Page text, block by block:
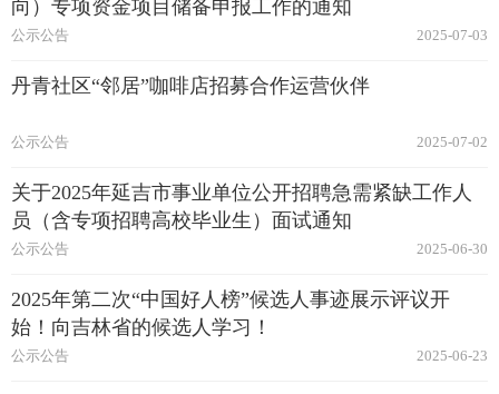
向）专项资金项目储备申报工作的通知
2025-07-03
公示公告
丹青社区“邻居”咖啡店招募合作运营伙伴
2025-07-02
公示公告
关于2025年延吉市事业单位公开招聘急需紧缺工作人
员（含专项招聘高校毕业生）面试通知
2025-06-30
公示公告
2025年第二次“中国好人榜”候选人事迹展示评议开
始！向吉林省的候选人学习！
2025-06-23
公示公告